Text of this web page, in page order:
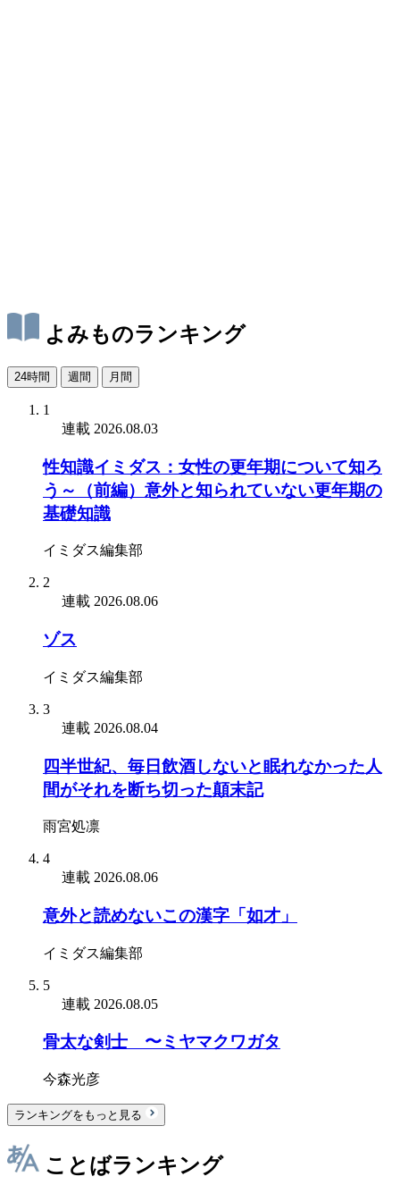
よみものランキング
24時間 週間 月間
1
連載 2026.08.03
性知識イミダス：女性の更年期について知ろ
う～（前編）意外と知られていない更年期の
基礎知識
イミダス編集部
2
連載 2026.08.06
ゾス
イミダス編集部
3
連載 2026.08.04
四半世紀、毎日飲酒しないと眠れなかった人
間がそれを断ち切った顛末記
雨宮処凛
4
連載 2026.08.06
意外と読めないこの漢字「如才」
イミダス編集部
5
連載 2026.08.05
骨太な剣士 〜ミヤマクワガタ
今森光彦
ランキングをもっと見る
ことばランキング